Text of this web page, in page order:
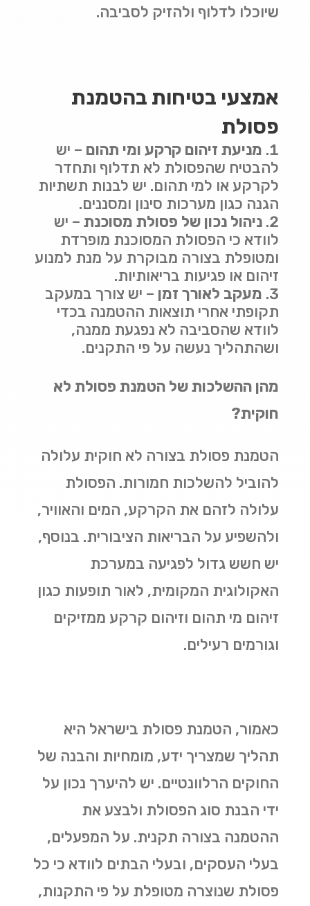
שיוכלו לדלוף ולהזיק לסביבה.
אמצעי בטיחות בהטמנת
פסולת
מניעת זיהום קרקע ומי תהום – יש
להבטיח שהפסולת לא תדלוף ותחדר
לקרקע או למי תהום. יש לבנות תשתיות
הגנה כגון מערכות סינון ומסננים.
ניהול נכון של פסולת מסוכנת – יש
לוודא כי הפסולת המסוכנת מופרדת
ומטופלת בצורה מבוקרת על מנת למנוע
זיהום או פגיעות בריאותיות.
מעקב לאורך זמן – יש צורך במעקב
תקופתי אחרי תוצאות ההטמנה בכדי
לוודא שהסביבה לא נפגעת ממנה,
ושהתהליך נעשה על פי התקנים.
מהן ההשלכות של הטמנת פסולת לא
חוקית?
הטמנת פסולת בצורה לא חוקית עלולה
להוביל להשלכות חמורות. הפסולת
עלולה לזהם את הקרקע, המים והאוויר,
ולהשפיע על הבריאות הציבורית. בנוסף,
יש חשש גדול לפגיעה במערכת
האקולוגית המקומית, לאור תופעות כגון
זיהום מי תהום וזיהום קרקע ממזיקים
וגורמים רעילים.
כאמור, הטמנת פסולת בישראל היא
תהליך שמצריך ידע, מומחיות והבנה של
החוקים הרלוונטיים. יש להיערך נכון על
ידי הבנת סוג הפסולת ולבצע את
ההטמנה בצורה תקנית. על המפעלים,
בעלי העסקים, ובעלי הבתים לוודא כי כל
פסולת שנוצרה מטופלת על פי התקנות,